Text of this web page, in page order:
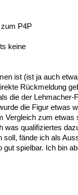
P4P
keine
ist (ist ja auch
Rückmeldung
die der
die Figur etwas
Vergleich zum
qualifiziertes
fände ich als
spielbar. Ich bin